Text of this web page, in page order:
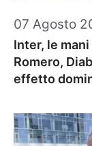
07 Agosto
Inter, le
Romero,
effetto